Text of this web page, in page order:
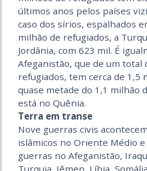
últimos anos pelos países
caso dos sírios, espalhados
milhão de refugiados, a
Jordânia, com 623 mil. É
Afeganistão, que de um total
refugiados, tem cerca de 1,5
quase metade do 1,1 milhão
está no Quênia.
Terra em transe
Nove guerras civis
islâmicos no Oriente Médio
guerras no Afeganistão,
Turquia, Iêmen, Líbia,